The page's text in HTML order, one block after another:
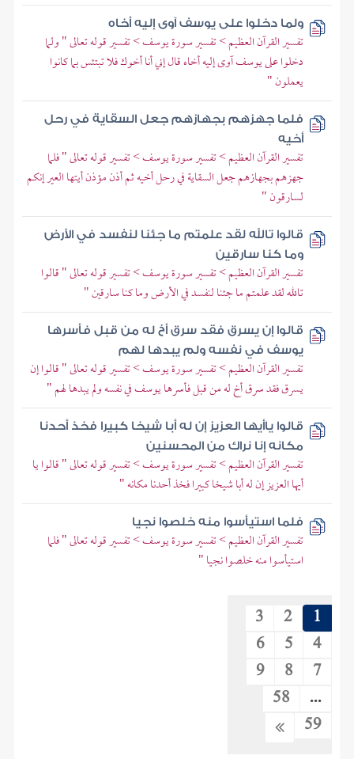
ولما دخلوا على يوسف آوى إليه أخاه
تفسير القرآن العظيم > تفسير سورة يوسف > تفسير قوله تعالى " ولما
دخلوا على يوسف آوى إليه أخاه قال إني أنا أخوك فلا تبتئس بما كانوا
يعملون "
فلما جهزهم بجهازهم جعل السقاية في رحل
أخيه
تفسير القرآن العظيم > تفسير سورة يوسف > تفسير قوله تعالى " فلما
جهزهم بجهازهم جعل السقاية في رحل أخيه ثم أذن مؤذن أيتها العير إنكم
لسارقون "
قالوا تالله لقد علمتم ما جئنا لنفسد في الأرض
وما كنا سارقين
تفسير القرآن العظيم > تفسير سورة يوسف > تفسير قوله تعالى " قالوا
تالله لقد علمتم ما جئنا لنفسد في الأرض وما كنا سارقين "
قالوا إن يسرق فقد سرق أخ له من قبل فأسرها
يوسف في نفسه ولم يبدها لهم
تفسير القرآن العظيم > تفسير سورة يوسف > تفسير قوله تعالى " قالوا إن
يسرق فقد سرق أخ له من قبل فأسرها يوسف في نفسه ولم يبدها لهم "
قالوا ياأيها العزيز إن له أبا شيخا كبيرا فخذ أحدنا
مكانه إنا نراك من المحسنين
تفسير القرآن العظيم > تفسير سورة يوسف > تفسير قوله تعالى " قالوا يا
أيها العزيز إن له أبا شيخا كبيرا فخذ أحدنا مكانه "
فلما استيأسوا منه خلصوا نجيا
تفسير القرآن العظيم > تفسير سورة يوسف > تفسير قوله تعالى " فلما
استيأسوا منه خلصوا نجيا "
1
2
3
4
5
6
7
8
9
...
58
59